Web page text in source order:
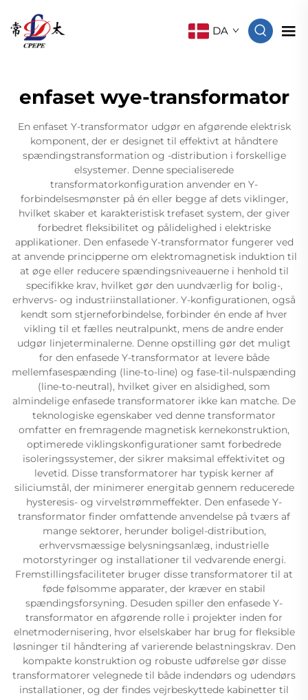
DA
enfaset wye-transformator
En enfaset Y-transformator udgør en afgørende elektrisk
komponent, der er designet til effektivt at håndtere
spændingstransformation og -distribution i forskellige
elsystemer. Denne specialiserede
transformatorkonfiguration anvender en Y-
forbindelsesmønster på én eller begge af dets viklinger,
hvilket skaber et karakteristisk trefaset system, der giver
forbedret fleksibilitet og pålidelighed i elektriske
applikationer. Den enfasede Y-transformator fungerer ved
at anvende principperne om elektromagnetisk induktion til
at øge eller reducere spændingsniveauerne i henhold til
specifikke krav, hvilket gør den uundværlig for bolig-,
erhvervs- og industriinstallationer. Y-konfigurationen, også
kendt som stjerneforbindelse, forbinder én ende af hver
vikling til et fælles neutralpunkt, mens de andre ender
udgør linjeterminalerne. Denne opstilling gør det muligt
for den enfasede Y-transformator at levere både
mellemfasespænding (line-to-line) og fase-til-nulspænding
(line-to-neutral), hvilket giver en alsidighed, som
almindelige enfasede transformatorer ikke kan matche. De
teknologiske egenskaber ved denne transformator
omfatter en fremragende magnetisk kernekonstruktion,
optimerede viklingskonfigurationer samt forbedrede
isoleringssystemer, der sikrer maksimal effektivitet og
levetid. Disse transformatorer har typisk kerner af
siliciumstål, der minimerer energitab gennem reducerede
hysteresis- og virvelstrømmeffekter. Den enfasede Y-
transformator finder omfattende anvendelse på tværs af
mange sektorer, herunder boligel-distribution,
erhvervsmæssige belysningsanlæg, industrielle
motorstyringer og installationer til vedvarende energi.
Fremstillingsfaciliteter bruger disse transformatorer til at
føde følsomme apparater, der kræver en stabil
spændingsforsyning. Desuden spiller den enfasede Y-
transformator en afgørende rolle i projekter inden for
elnetmodernisering, hvor elselskaber har brug for fleksible
løsninger til håndtering af varierende belastningskrav. Den
kompakte konstruktion og robuste udførelse gør disse
transformatorer velegnede til både indendørs og udendørs
installationer, og der findes vejrbeskyttede kabinetter til